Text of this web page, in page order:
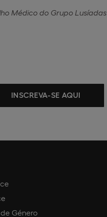
Médico do Grupo
INSCREVA-SE AQUI
Género